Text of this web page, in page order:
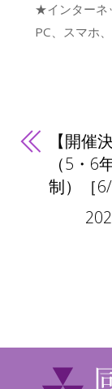
★インターネ
PC、スマホ
【開催
（5・
制）［